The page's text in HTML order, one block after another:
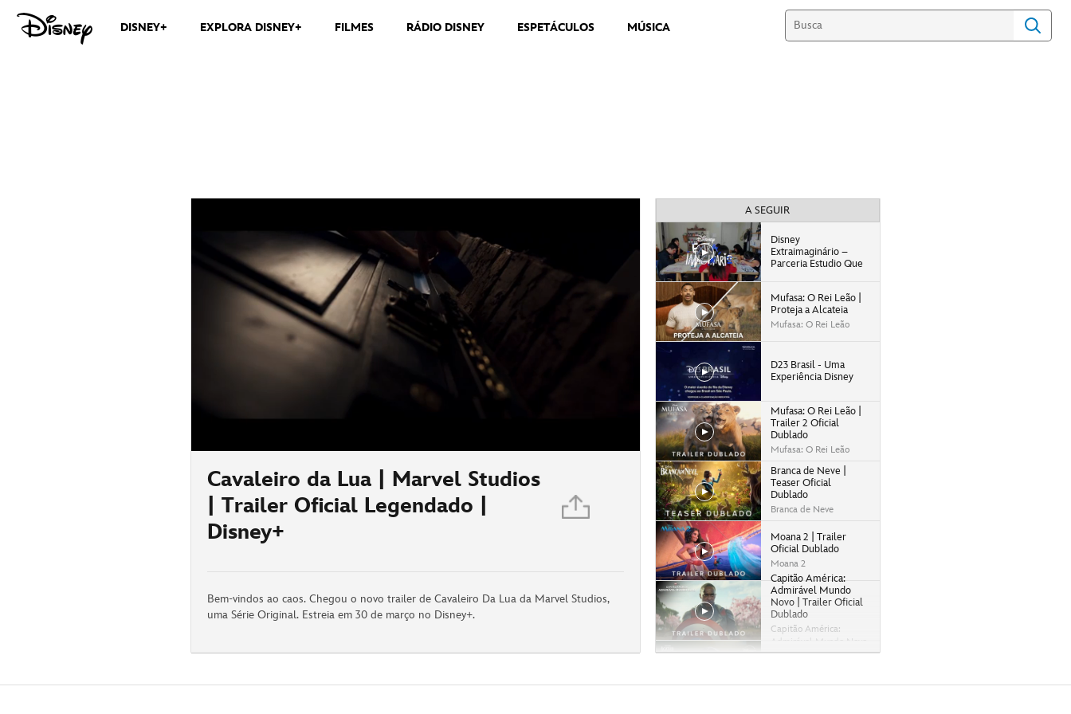
DISNEY+ EXPLORA DISNEY+ FILMES RÁDIO DISNEY ESPETÁCULOS MÚSICA
Legendado | Disney+
Cavaleiro da Lua | Marvel Studios
| Trailer Oficial Legendado |
Disney+
Bem-vindos ao caos. Chegou o novo trailer de Cavaleiro Da Lua da Marvel Studios,
uma Série Original. Estreia em 30 de março no Disney+.
A SEGUIR
Disney
Extraimaginário –
Parceria Estudio Que
Mufasa: O Rei Leão |
Proteja a Alcateia
Mufasa: O Rei Leão
D23 Brasil - Uma
Experiência Disney
Mufasa: O Rei Leão |
Trailer 2 Oficial
Dublado
Mufasa: O Rei Leão
Branca de Neve |
Teaser Oficial
Dublado
Branca de Neve
Moana 2 | Trailer
Oficial Dublado
Moana 2
Capitão América:
Admirável Mundo
Novo | Trailer Oficial
Dublado
Capitão América:
Admirável Mundo Novo
Agatha Desde Sempre
Dublado | Disney+